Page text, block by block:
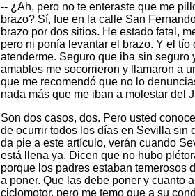
-- ¿Ah, pero no te enteraste que me
brazo? Sí, fue en la calle San
brazo por dos sitios. He estado fatal,
pero ni ponía levantar el brazo. Y el
atenderme. Seguro que iba sin
amables me socorrieron y llamaron a
que me recomendó que no lo
nada más que me iban a molestar del
Son dos casos, dos. Pero usted
de ocurrir todos los días en Sevilla sin
da pie a este artículo, verán cuando
está llena ya. Dicen que no hubo
porque los padres estaban temerosos
a poner. Que las debe poner y cuanto
ciclomotor, pero me temo que a su